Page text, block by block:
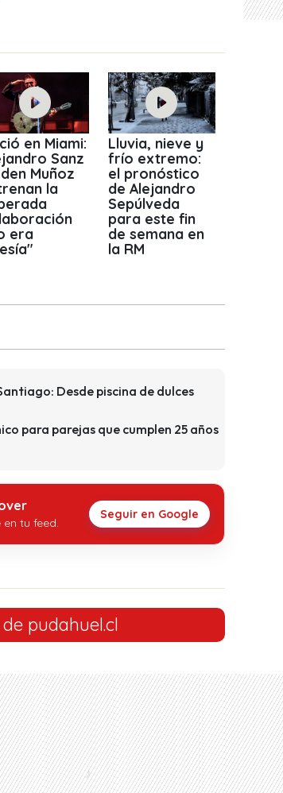
en Miami:
Sanz
Muñoz
la
era
Lluvia, nieve y
frío extremo:
el pronóstico
de Alejandro
Sepúlveda
para este fin
de semana en
la RM
Desde piscina de dulces
para parejas que cumplen 25 años
tu feed.
Seguir en Google
de pudahuel.cl